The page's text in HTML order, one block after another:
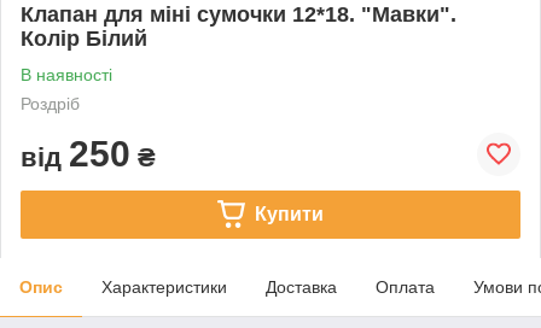
Клапан для міні сумочки 12*18. "Мавки".
Колір Білий
В наявності
Роздріб
від 250 ₴
Купити
Опис Характеристики Доставка Оплата Умови